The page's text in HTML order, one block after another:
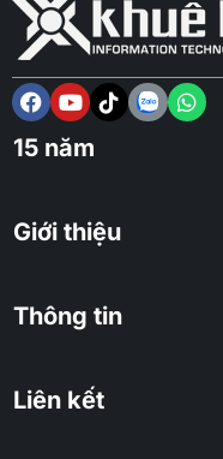
15 năm
Giới thiệu
Thông tin
Liên kết